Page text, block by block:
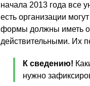
начала 2013 года все
есть организации
формы должны иметь
действительными. Их
К сведению!
нужно